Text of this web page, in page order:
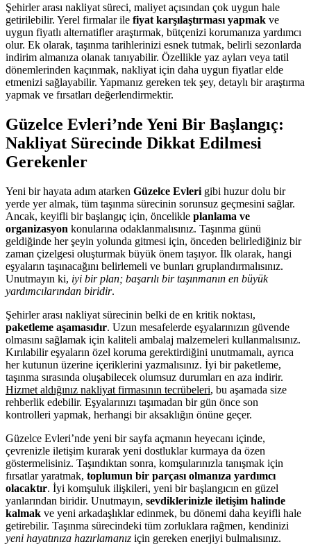
Şehirler arası nakliyat süreci, maliyet açısından çok uygun hale
getirilebilir. Yerel firmalar ile fiyat karşılaştırması yapmak ve
uygun fiyatlı alternatifler araştırmak, bütçenizi korumanıza yardımcı
olur. Ek olarak, taşınma tarihlerinizi esnek tutmak, belirli sezonlarda
indirim almanıza olanak tanıyabilir. Özellikle yaz ayları veya tatil
dönemlerinden kaçınmak, nakliyat için daha uygun fiyatlar elde
etmenizi sağlayabilir. Yapmanız gereken tek şey, detaylı bir araştırma
yapmak ve fırsatları değerlendirmektir.
Güzelce Evleri’nde Yeni Bir Başlangıç:
Nakliyat Sürecinde Dikkat Edilmesi
Gerekenler
Yeni bir hayata adım atarken Güzelce Evleri gibi huzur dolu bir
yerde yer almak, tüm taşınma sürecinin sorunsuz geçmesini sağlar.
Ancak, keyifli bir başlangıç için, öncelikle planlama ve
organizasyon konularına odaklanmalısınız. Taşınma günü
geldiğinde her şeyin yolunda gitmesi için, önceden belirlediğiniz bir
zaman çizelgesi oluşturmak büyük önem taşıyor. İlk olarak, hangi
eşyaların taşınacağını belirlemeli ve bunları gruplandırmalısınız.
Unutmayın ki, iyi bir plan; başarılı bir taşınmanın en büyük
yardımcılarından biridir.
Şehirler arası nakliyat sürecinin belki de en kritik noktası,
paketleme aşamasıdır. Uzun mesafelerde eşyalarınızın güvende
olmasını sağlamak için kaliteli ambalaj malzemeleri kullanmalısınız.
Kırılabilir eşyaların özel koruma gerektirdiğini unutmamalı, ayrıca
her kutunun üzerine içeriklerini yazmalısınız. İyi bir paketleme,
taşınma sırasında oluşabilecek olumsuz durumları en aza indirir.
Hizmet aldığınız nakliyat firmasının tecrübeleri, bu aşamada size
rehberlik edebilir. Eşyalarınızı taşımadan bir gün önce son
kontrolleri yapmak, herhangi bir aksaklığın önüne geçer.
Güzelce Evleri’nde yeni bir sayfa açmanın heyecanı içinde,
çevrenizle iletişim kurarak yeni dostluklar kurmaya da özen
göstermelisiniz. Taşındıktan sonra, komşularınızla tanışmak için
fırsatlar yaratmak, toplumun bir parçası olmanıza yardımcı
olacaktır. İyi komşuluk ilişkileri, yeni bir başlangıcın en güzel
yanlarından biridir. Unutmayın, sevdiklerinizle iletişim halinde
kalmak ve yeni arkadaşlıklar edinmek, bu dönemi daha keyifli hale
getirebilir. Taşınma sürecindeki tüm zorluklara rağmen, kendinizi
yeni hayatınıza hazırlamanız için gereken enerjiyi bulmalısınız.